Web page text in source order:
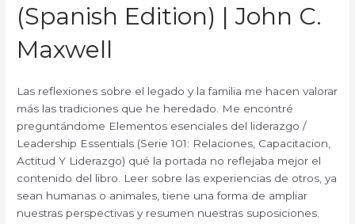
(Spanish Edition) | John C.
Maxwell
Las reflexiones sobre el legado y la familia me hacen valorar
más las tradiciones que he heredado. Me encontré
preguntándome Elementos esenciales del liderazgo /
Leadership Essentials (Serie 101: Relaciones, Capacitacion,
Actitud Y Liderazgo) qué la portada no reflejaba mejor el
contenido del libro. Leer sobre las experiencias de otros, ya
sean humanas o animales, tiene una forma de ampliar
nuestras perspectivas y resumen nuestras suposiciones.